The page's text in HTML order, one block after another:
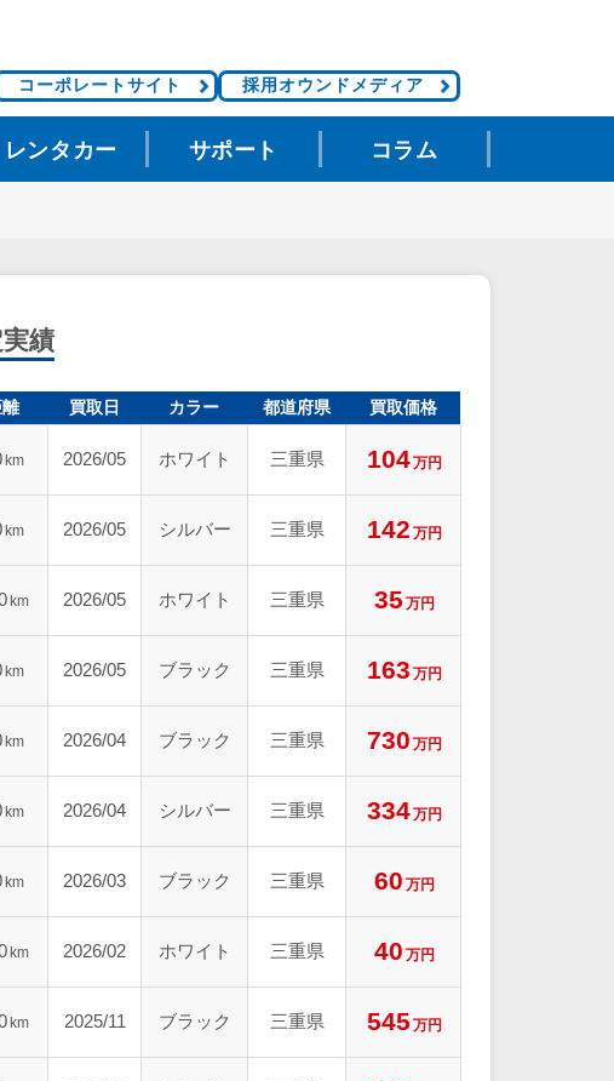
コーポレートサイト 採用オウンドメディア
レンタカー サポート コラム
績
買取日 カラー 都道府県 買取価格
km 2026/05 ホワイト 三重県 104万円
km 2026/05 シルバー 三重県 142 万円
km 2026/05 ホワイト 三重県 35 万円
km 2026/05 ブラック 三重県 163 万円
km 2026/04 ブラック 三重県 730 万円
km 2026/04 シルバー 三重県 334万円
km 2026/03 ブラック 三重県 60 万円
km 2026/02 ホワイト 三重県 40 万円
km 2025/11 ブラック 三重県 545 万円